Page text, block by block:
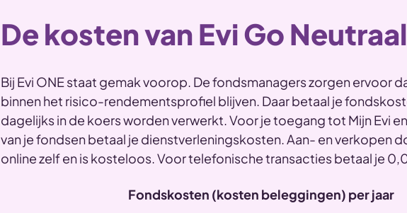
De kosten van Evi Go Neutraal
Bij Evi ONE staat gemak voorop. De fondsmanagers zorgen ervoor
binnen het risico-rendementsprofiel blijven. Daar betaal je
dagelijks in de koers worden verwerkt. Voor je toegang tot Mijn Evi
van je fondsen betaal je dienstverleningskosten. Aan- en verkopen
online zelf en is kosteloos. Voor telefonische transacties betaal je
Fondskosten (kosten beleggingen) per jaar